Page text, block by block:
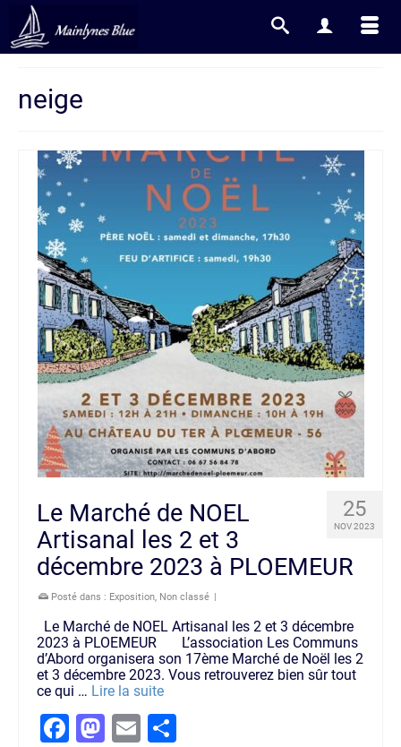
neige
25
NOV 2023
Le Marché de NOEL
Artisanal les 2 et 3
décembre 2023 à PLOEMEUR
Posté dans : Exposition, Non classé |
Le Marché de NOEL Artisanal les 2 et 3 décembre
2023 à PLOEMEUR L’association Les Communs
d’Abord organisera son 17ème Marché de Noël les 2
et 3 décembre 2023. Vous retrouverez bien sûr tout
ce qui … Lire la suite
Facebook
Mastodon
Email